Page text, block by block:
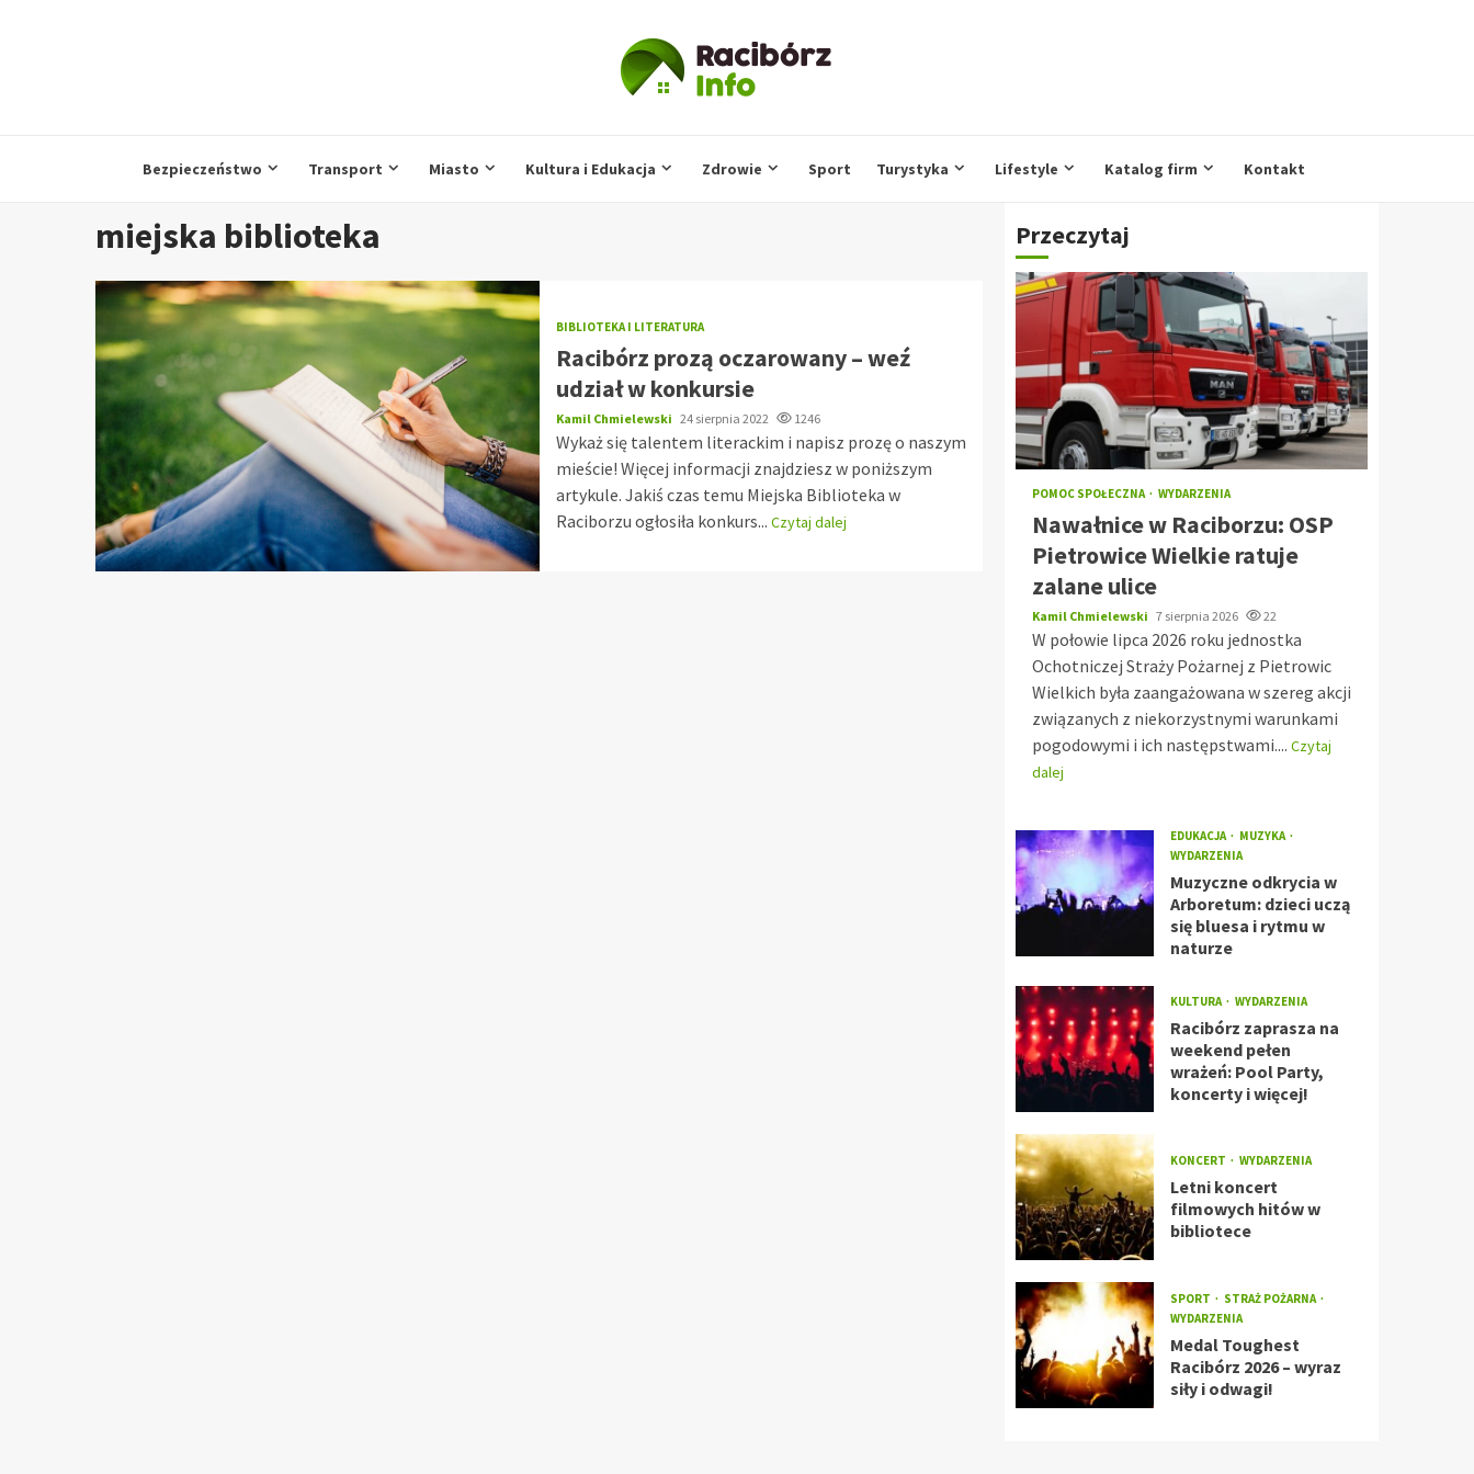
Bezpieczeństwo Transport Miasto Kultura i Edukacja Zdrowie Sport Turystyka Lifestyle Katalog firm Kontakt
miejska biblioteka
BIBLIOTEKA I LITERATURA
Racibórz prozą oczarowany – weź
udział w konkursie
Kamil Chmielewski 24 sierpnia 2022 1246
Wykaż się talentem literackim i napisz prozę o naszym
mieście! Więcej informacji znajdziesz w poniższym
artykule. Jakiś czas temu Miejska Biblioteka w
Raciborzu ogłosiła konkurs... Czytaj dalej
Przeczytaj
POMOC SPOŁECZNA WYDARZENIA
Nawałnice w Raciborzu: OSP
Pietrowice Wielkie ratuje
zalane ulice
Kamil Chmielewski 7 sierpnia 2026 22
W połowie lipca 2026 roku jednostka
Ochotniczej Straży Pożarnej z Pietrowic
Wielkich była zaangażowana w szereg akcji
związanych z niekorzystnymi warunkami
pogodowymi i ich następstwami.... Czytaj
dalej
EDUKACJA
MUZYKA
WYDARZENIA
Muzyczne odkrycia w
Arboretum: dzieci uczą
się bluesa i rytmu w
naturze
KULTURA WYDARZENIA
Racibórz zaprasza na
weekend pełen
wrażeń: Pool Party,
koncerty i więcej!
KONCERT WYDARZENIA
Letni koncert
filmowych hitów w
bibliotece
SPORT
STRAŻ POŻARNA
WYDARZENIA
Medal Toughest
Racibórz 2026 – wyraz
siły i odwagi!